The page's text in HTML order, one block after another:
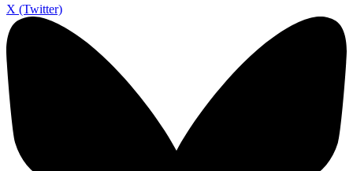
X (Twitter)